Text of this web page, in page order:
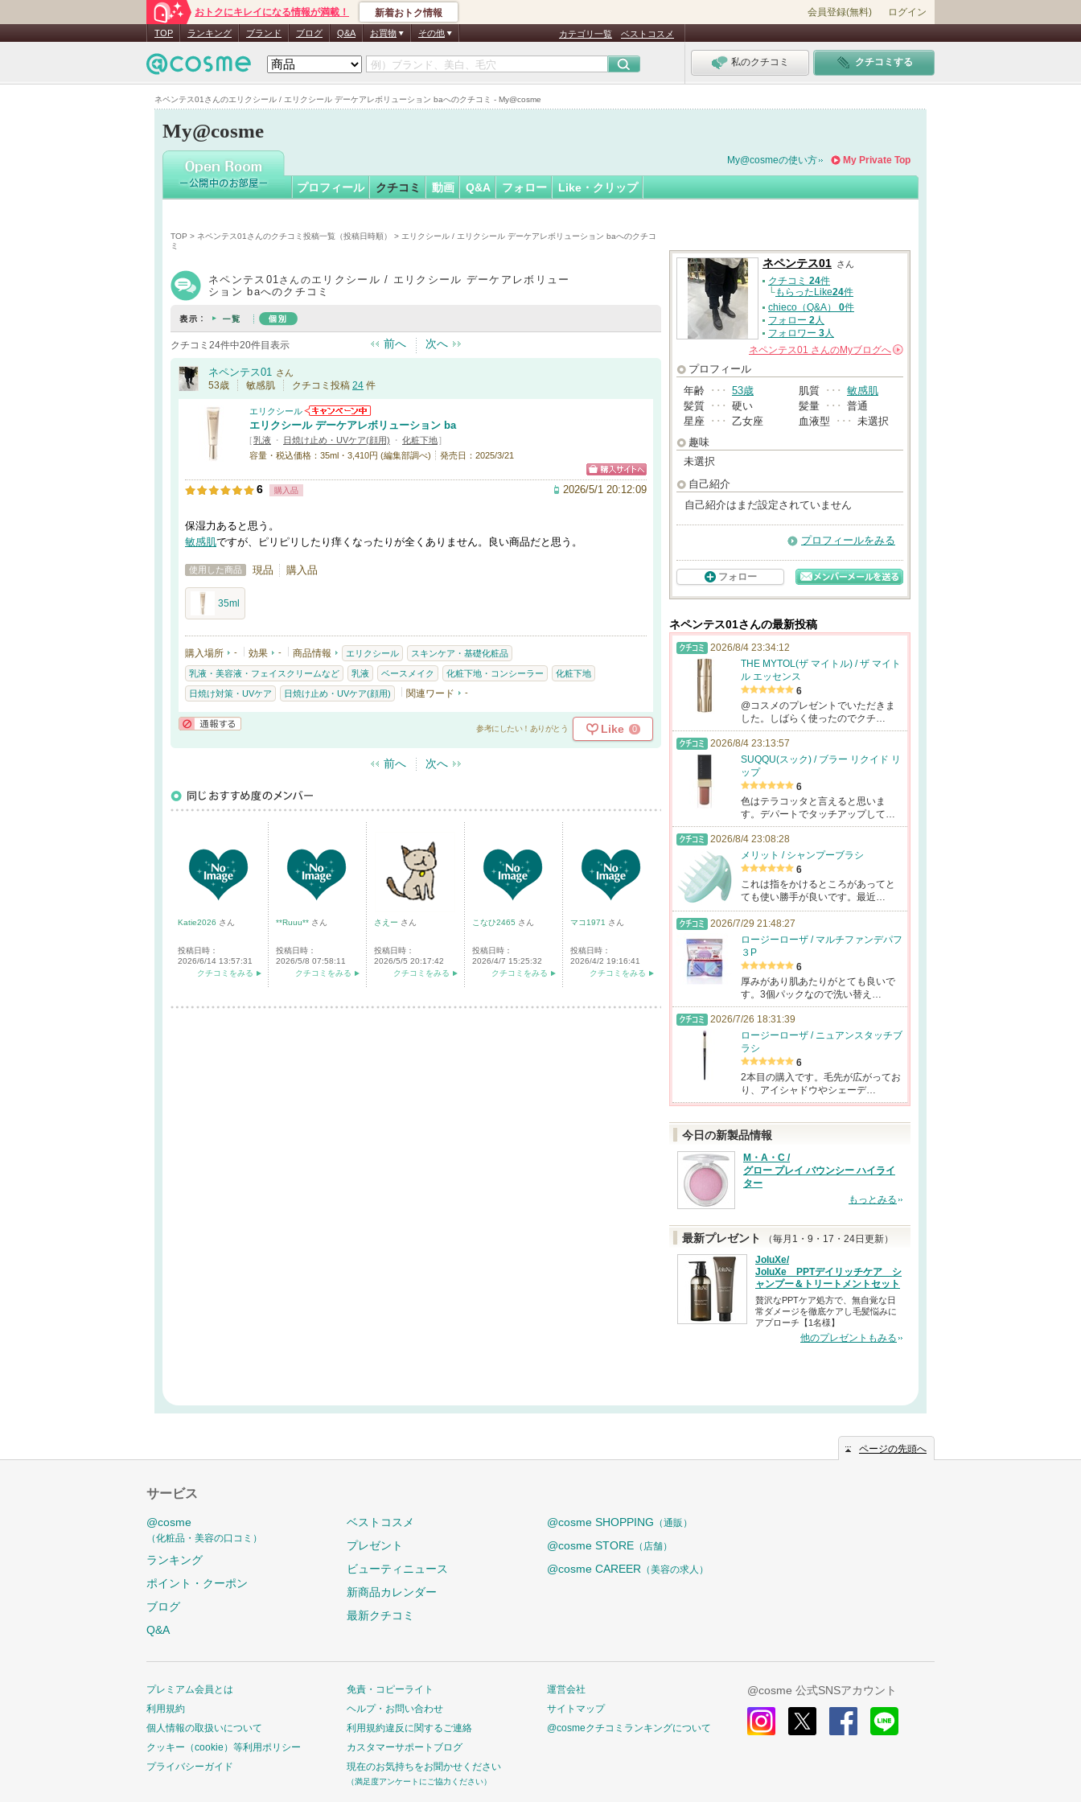
ネペンテス01さんのエリクシール / エリクシール デーケアレボリューション baへのクチコミ - My@cosme
おトクにキレイになる情報が満載！ 新着おトク情報 会員登録(無料) ログイン
TOP ランキング ブランド ブログ Q&A お買物 その他 カテゴリ一覧 ベストコスメ
私のクチコミ クチコミする
My@cosme
ネペンテス01さん
My Private Top
My@cosmeの使い方
プロフィール クチコミ 動画 Q&A フォロー Like・クリップ
TOP > ネペンテス01さんのクチコミ投稿一覧（投稿日時順）
> エリクシール / エリクシール デーケアレボリューション baへのクチコ
ミ
ネペンテス01さんのエリクシール / エリクシール デーケアレボリュー
ション baへのクチコミ
クチコミ24件中20件目表示 前へ 次へ
ネペンテス01 さん
53歳 敏感肌 クチコミ投稿 24 件
エリクシール
エリクシール デーケアレボリューション ba
[乳液 ・ 日焼け止め・UVケア(顔用) ・ 化粧下地]
容量・税込価格：35ml・3,410円 (編集部調べ)
発売日：2025/3/21
6 購入品 2026/5/1 20:12:09
保湿力あると思う。
敏感肌ですが、ピリピリしたり痒くなったりが全くありません。良い商品だと思う。
使用した商品 現品 購入品
35ml
購入場所 - 効果 - 商品情報 エリクシール スキンケア・基礎化粧品
乳液・美容液・フェイスクリームなど 乳液 ベースメイク 化粧下地・コンシーラー 化粧下地
日焼け対策・UVケア 日焼け止め・UVケア(顔用) 関連ワード -
参考にしたい！ありがとう Like 0
前へ 次へ
Katie2026 さん
投稿日時：
2026/6/14 13:57:31
クチコミをみる
**Ruuu** さん
投稿日時：
2026/5/8 07:58:11
クチコミをみる
さえー さん
投稿日時：
2026/5/5 20:17:42
クチコミをみる
こなひ2465 さん
投稿日時：
2026/4/7 15:25:32
クチコミをみる
マコ1971 さん
投稿日時：
2026/4/2 19:16:41
クチコミをみる
ネペンテス01 さん
クチコミ 24件
└もらったLike24件
chieco（Q&A） 0件
フォロー 2人
フォロワー 3人
ネペンテス01 さんのMyブログへ
プロフィール
年齢 ･･･ 53歳 肌質 ･･･ 敏感肌
髪質 ･･･ 硬い 髪量 ･･･ 普通
星座 ･･･ 乙女座 血液型 ･･･ 未選択
趣味
未選択
自己紹介
自己紹介はまだ設定されていません
プロフィールをみる
フォロー
ネペンテス01さんの最新投稿
2026/8/4 23:34:12
THE MYTOL(ザ マイトル) / ザ マイト
ル エッセンス
6
@コスメのプレゼントでいただきま
した。しばらく使ったのでクチ…
2026/8/4 23:13:57
SUQQU(スック) / ブラー リクイド リ
ップ
6
色はテラコッタと言えると思いま
す。デパートでタッチアップして…
2026/8/4 23:08:28
メリット / シャンプーブラシ
6
これは指をかけるところがあってと
ても使い勝手が良いです。最近…
2026/7/29 21:48:27
ロージーローザ / マルチファンデパフ
３P
6
厚みがあり肌あたりがとても良いで
す。3個パックなので洗い替え…
2026/7/26 18:31:39
ロージーローザ / ニュアンスタッチブ
ラシ
6
2本目の購入です。毛先が広がってお
り、アイシャドウやシェーデ…
今日の新製品情報
M・A・C /
グロー プレイ バウンシー ハイライ
ター
もっとみる
最新プレゼント
（毎月1・9・17・24日更新）
JoluXe/
JoluXe PPTデイリッチケア シ
ャンプー＆トリートメントセット
贅沢なPPTケア処方で、無自覚な日
常ダメージを徹底ケアし毛髪悩みに
アプローチ【1名様】
他のプレゼントもみる
ページの先頭へ
サービス
@cosme
（化粧品・美容の口コミ）
ランキング
ポイント・クーポン
ブログ
Q&A
ベストコスメ
プレゼント
ビューティニュース
新商品カレンダー
最新クチコミ
@cosme SHOPPING （通販）
@cosme STORE （店舗）
@cosme CAREER （美容の求人）
プレミアム会員とは
利用規約
個人情報の取扱いについて
クッキー（cookie）等利用ポリシー
プライバシーガイド
免責・コピーライト
ヘルプ・お問い合わせ
利用規約違反に関するご連絡
カスタマーサポートブログ
現在のお気持ちをお聞かせください
（満足度アンケートにご協力ください）
運営会社
サイトマップ
@cosmeクチコミランキングについて
@cosme 公式SNSアカウント